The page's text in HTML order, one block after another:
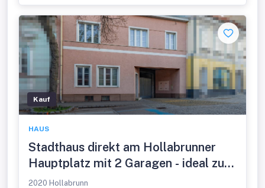
Kauf
HAUS
Stadthaus direkt am Hollabrunner
Hauptplatz mit 2 Garagen - ideal zum
Wohnen & für gewerbliche
2020 Hollabrunn